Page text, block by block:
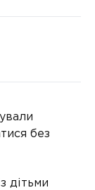
без
дітьми